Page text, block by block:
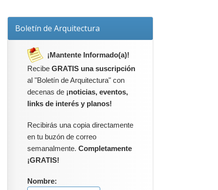
Boletín de Arquitectura
¡Mantente Informado(a)!
Recibe GRATIS una suscripción
al "Boletín de Arquitectura" con
decenas de ¡noticias, eventos,
links de interés y planos!
Recibirás una copia directamente
en tu buzón de correo
semanalmente. Completamente
¡GRATIS!
Nombre: